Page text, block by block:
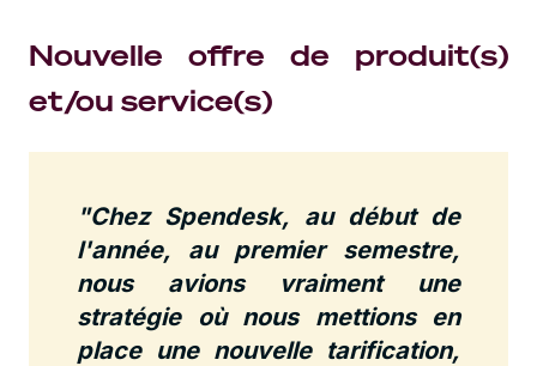
Nouvelle offre de produit(s)
et/ou service(s)
"Chez Spendesk, au début de
l'année, au premier semestre,
nous avions vraiment une
stratégie où nous mettions en
place une nouvelle tarification,